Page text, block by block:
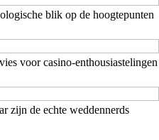
blik op de hoogtepunten
voor casino-enthousiastelingen
zijn de echte weddennerds